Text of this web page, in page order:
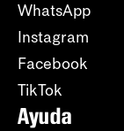
WhatsApp
Instagram
Facebook
TikTok
Ayuda